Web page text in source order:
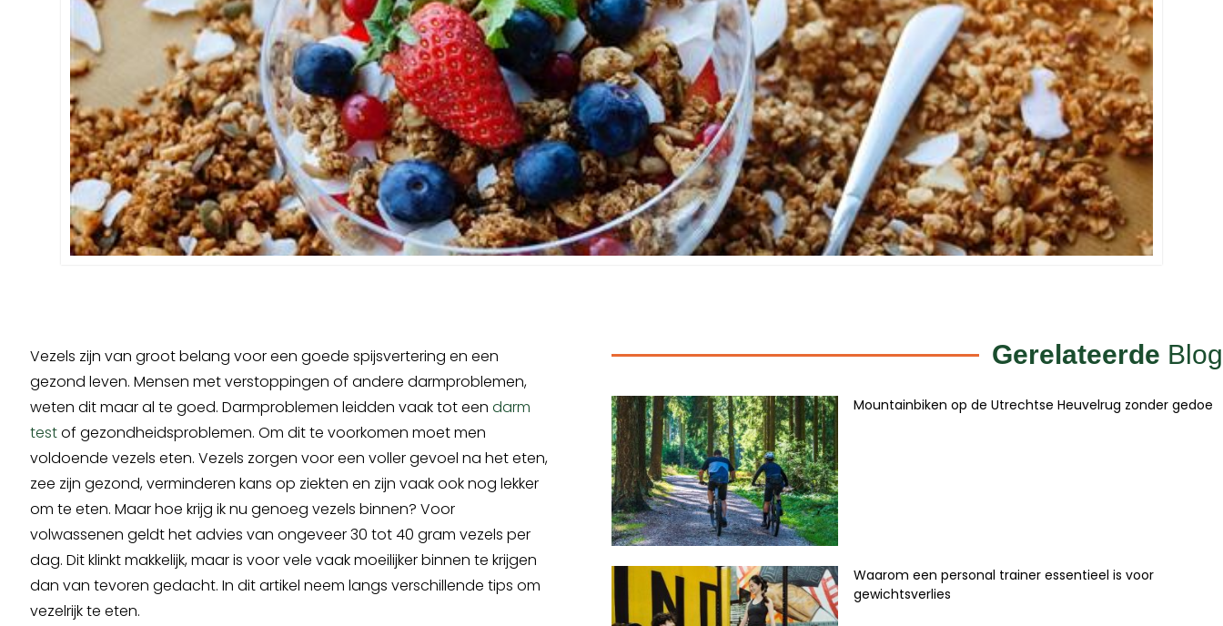
Vezels zijn van groot belang voor een goede spijsvertering en een
gezond leven. Mensen met verstoppingen of andere darmproblemen,
weten dit maar al te goed. Darmproblemen leidden vaak tot eendarm
testof gezondheidsproblemen. Om dit te voorkomen moet men
voldoende vezels eten. Vezels zorgen voor een voller gevoel na het eten,
zee zijn gezond, verminderen kans op ziekten en zijn vaak ook nog lekker
om te eten. Maar hoe krijg ik nu genoeg vezels binnen? Voor
volwassenen geldt het advies van ongeveer 30 tot 40 gram vezels per
dag. Dit klinkt makkelijk, maar is voor vele vaak moeilijker binnen te krijgen
dan van tevoren gedacht. In dit artikel neem langs verschillende tips om
vezelrijk te eten.
Gerelateerde Blog
Mountainbiken op de Utrechtse Heuvelrug zonder gedoe
Waarom een personal trainer essentieel is voor
gewichtsverlies